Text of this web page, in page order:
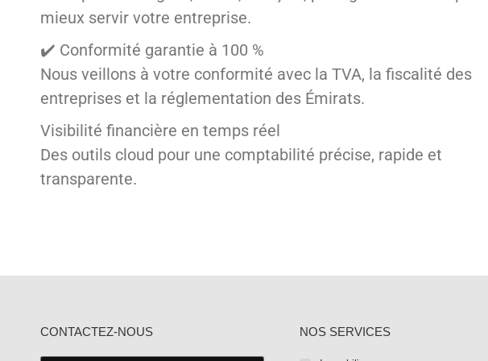
mieux servir votre entreprise.
✔️ Conformité garantie à 100 %
Nous veillons à votre conformité avec la TVA, la fiscalité des
entreprises et la réglementation des Émirats.
Visibilité financière en temps réel
Des outils cloud pour une comptabilité précise, rapide et
transparente.
CONTACTEZ-NOUS NOS SERVICES